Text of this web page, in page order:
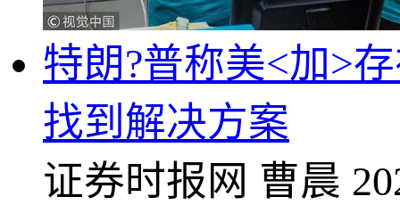
特朗?普称美<加>
找到解决方案
证券时报网 曹晨